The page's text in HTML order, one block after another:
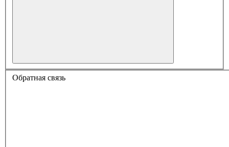
Обратная связь